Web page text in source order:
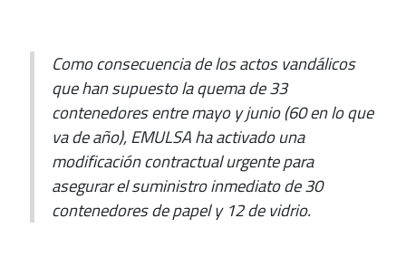
Como consecuencia de los actos vandálicos
que han supuesto la quema de 33
contenedores entre mayo y junio (60 en lo que
va de año), EMULSA ha activado una
modificación contractual urgente para
asegurar el suministro inmediato de 30
contenedores de papel y 12 de vidrio.